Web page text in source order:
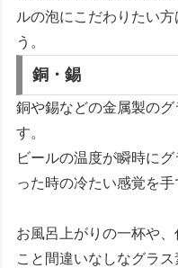
ルの泡にこだわりたい
う。
銅・錫
銅や錫などの金属製の
す。
ビールの温度が瞬時に
った時の冷たい感覚を手
お風呂上がりの一杯や
こと間違いなしなグラス